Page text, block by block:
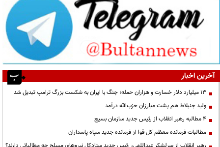
آخرین اخبار
۱۳ میلیارد دلار خسارت و هزاران حمله؛ جنگ با ایران به شکست بزرگ ترامپ تبدیل شد
ولید جنبلاط هم پشت مبارزان حزب‌الله درآمد
۴ مطالبه رهبر انقلاب از رئیس جدید سازمان بسیج
مطالبات فرمانده معظم کل قوا از فرمانده جدید سپاه پاسداران